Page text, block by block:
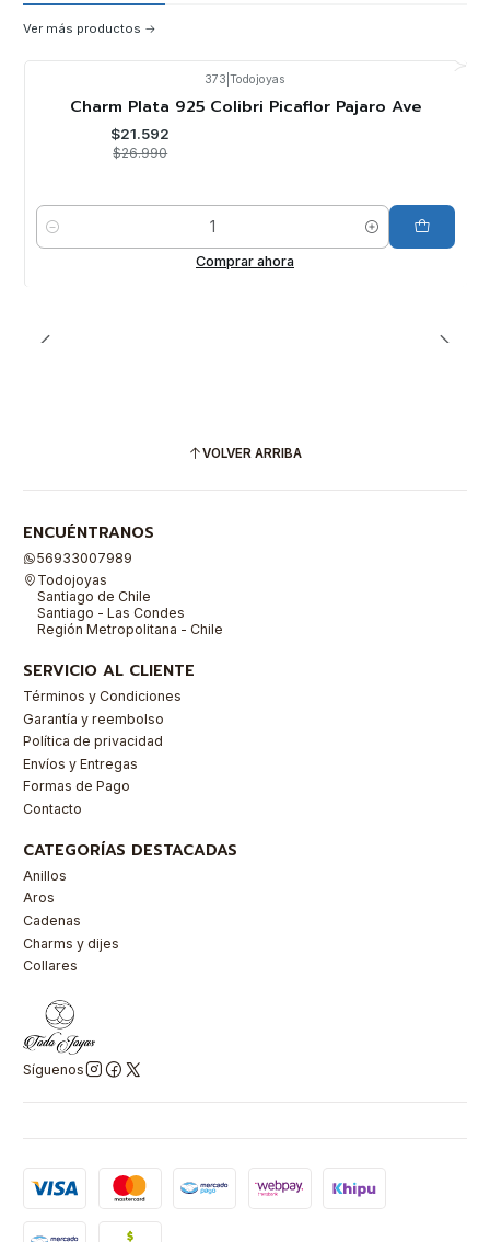
Ver más productos
373 Todojoyas
Charm Plata 925 Colibri Picaflor Pajaro Ave
$21.592
$26.990
Cantidad
Comprar ahora
VOLVER ARRIBA
ENCUÉNTRANOS
56933007989
Todojoyas
Santiago de Chile
Santiago - Las Condes
Región Metropolitana - Chile
SERVICIO AL CLIENTE
Términos y Condiciones
Garantía y reembolso
Política de privacidad
Envíos y Entregas
Formas de Pago
Contacto
CATEGORÍAS DESTACADAS
Anillos
Aros
Cadenas
Charms y dijes
Collares
Síguenos